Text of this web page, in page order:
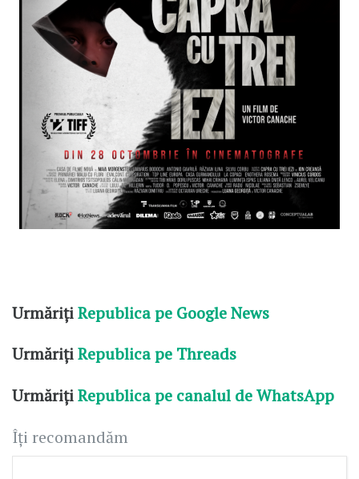
UrmărițiRepublica pe Google News
UrmărițiRepublica pe Threads
UrmărițiRepublica pe canalul de WhatsApp
Îți recomandăm